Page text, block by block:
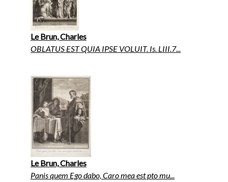
Le Brun, Charles
OBLATUS EST QUIA IPSE VOLUIT. Is. LIII.7...
Le Brun, Charles
Panis quem Ego dabo, Caro mea est pto mu...